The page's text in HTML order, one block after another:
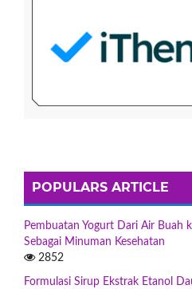
POPULARS ARTICLE
Pembuatan Yogurt Dari Air Buah
Sebagai Minuman Kesehatan
2852
Formulasi Sirup Ekstrak Etanol